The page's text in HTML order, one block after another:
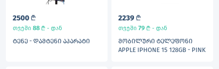
2500 L
თვეში 88 L - დან
ᲢᲔᲜᲔ - ᲓᲐᲛᲢᲔᲜᲘ ᲐᲞᲐᲠᲐᲢᲘ
2239 L
თვეში 79 L - დან
ᲛᲝᲑᲘᲚᲣᲠᲘ ᲢᲔᲚᲔᲤᲝᲜᲘ
APPLE IPHONE 15 128GB - PINK